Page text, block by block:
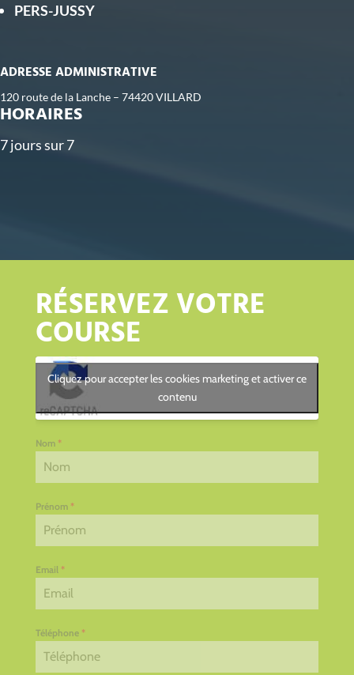
PERS-JUSSY
ADRESSE ADMINISTRATIVE
120 route de la Lanche – 74420 VILLARD
HORAIRES
7 jours sur 7
RÉSERVEZ VOTRE
COURSE
Cliquez pour accepter les cookies marketing et activer ce
contenu
Nom *
Prénom *
Email *
Téléphone *